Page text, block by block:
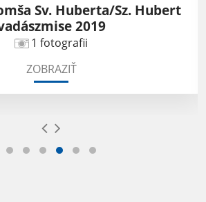
Sv. Huberta/Sz. Hubert
2019
1 fotografii
ZOBRAZIŤ